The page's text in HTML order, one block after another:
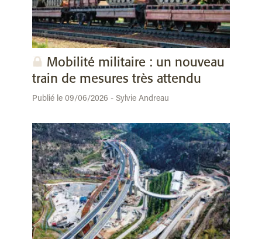
Mobilité militaire : un nouveau
train de mesures très attendu
Publié le 09/06/2026 - Sylvie Andreau